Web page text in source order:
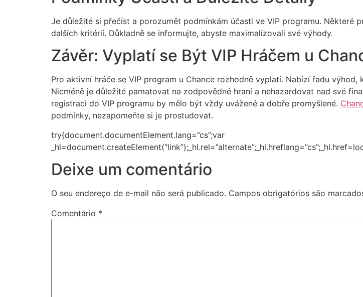
Je důležité si přečíst a porozumět podmínkám účasti ve VIP programu. Některé
dalších kritérií. Důkladně se informujte, abyste maximalizovali své výhody.
Závěr: Vyplatí se Být VIP Hráčem u
Pro aktivní hráče se VIP program u Chance rozhodně vyplatí. Nabízí řadu
Nicméně je důležité pamatovat na zodpovědné hraní a nehazardovat nad své
registraci do VIP programu by mělo být vždy uvážené a dobře promyšlené.
podmínky, nezapomeňte si je prostudovat.
try{document.documentElement.lang=”cs”;var
Deixe um comentário
O seu endereço de e-mail não será publicado. Campos obrigatórios são
Comentário *